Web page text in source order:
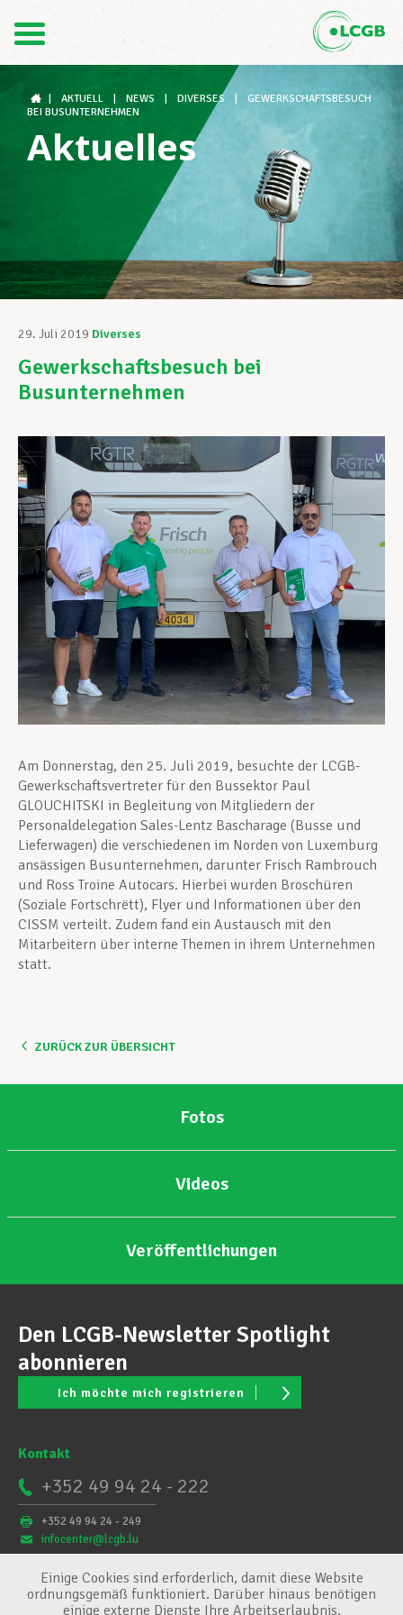
FR
Der LCGB
Gewerkschaftsstrukturen
Unterstützung im Arbeitsalltag
Ihre Rechte
Unterstützung im Privatleben
Berufliche Weiterentwicklung
Mitglied werden
Aktuell
AKTUELL NEWS DIVERSES
GEWERKSCHAFTSBESUCH
BEI BUSUNTERNEHMEN
Aktuelles
29. Juli 2019 Diverses
Gewerkschaftsbesuch bei
Busunternehmen
Am Donnerstag, den 25. Juli 2019, besuchte der LCGB-
Gewerkschaftsvertreter für den Bussektor Paul
GLOUCHITSKI in Begleitung von Mitgliedern der
Personaldelegation Sales-Lentz Bascharage (Busse und
Lieferwagen) die verschiedenen im Norden von Luxemburg
ansässigen Busunternehmen, darunter Frisch Rambrouch
und Ross Troine Autocars. Hierbei wurden Broschüren
(Soziale Fortschrëtt), Flyer und Informationen über den
CISSM verteilt. Zudem fand ein Austausch mit den
Mitarbeitern über interne Themen in ihrem Unternehmen
statt.
ZURÜCK ZUR ÜBERSICHT
Fotos
Videos
Veröffentlichungen
Den LCGB-Newsletter Spotlight
abonnieren
Ich möchte mich registrieren
Kontakt
+352 49 94 24 - 222
+352 49 94 24 - 249
infocenter@lcgb.lu
Einige Cookies sind erforderlich, damit diese Website
ordnungsgemäß funktioniert. Darüber hinaus benötigen
einige externe Dienste Ihre Arbeitserlaubnis.